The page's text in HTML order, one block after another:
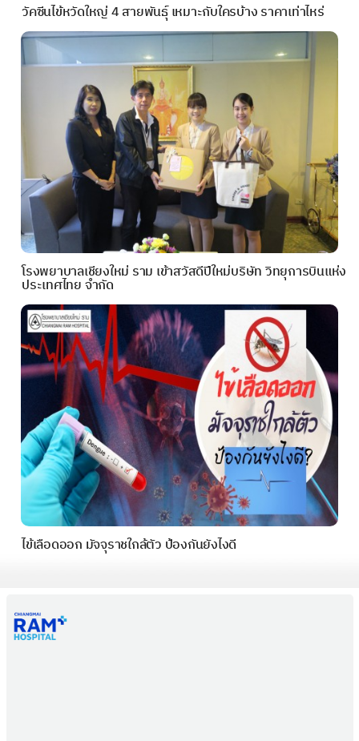
วัคซีนไข้หวัดใหญ่ 4 สายพันธุ์ เหมาะกับใครบ้าง ราคาเท่าไหร่
โรงพยาบาลเชียงใหม่ ราม เข้าสวัสดีปีใหม่บริษัท วิทยุการบินแห่ง
ประเทศไทย จำกัด
ไข้เลือดออก มัจจุราชใกล้ตัว ป้องกันยังไงดี